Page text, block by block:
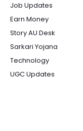
Job Updates
Earn Money
Story AU Desk
Sarkari Yojana
Technology
UGC Updates